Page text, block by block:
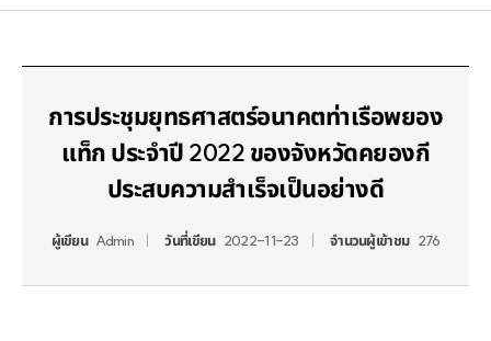
การประชุมยุทธศาสตร์อนาคตท่าเรือพยอง
แท็ก ประจำปี 2022 ของจังหวัดคยองกี
ประสบความสำเร็จเป็นอย่างดี
ผู้เขียน Admin วันที่เขียน 2022-11-23 จำนวนผู้เข้าชม 276